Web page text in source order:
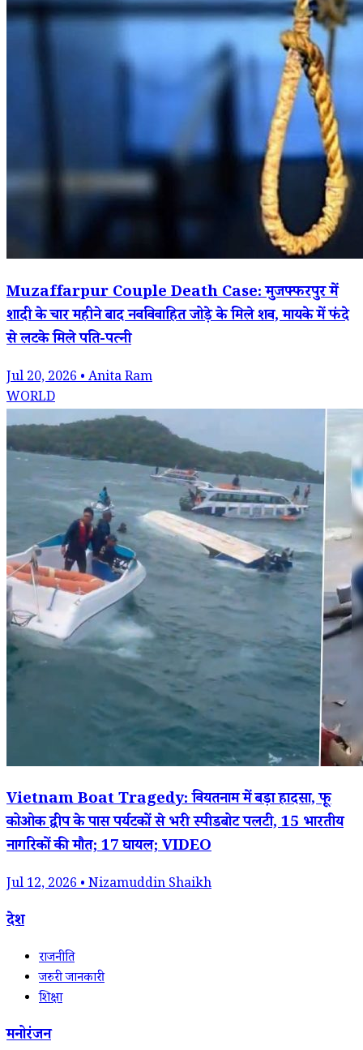
Muzaffarpur Couple Death Case: मुजफ्फरपुर में
शादी के चार महीने बाद नवविवाहित जोड़े के मिले शव, मायके में फंदे
से लटके मिले पति-पत्नी
Jul 20, 2026 • Anita Ram
WORLD
Vietnam Boat Tragedy: वियतनाम में बड़ा हादसा, फू
कोओक द्वीप के पास पर्यटकों से भरी स्पीडबोट पलटी, 15 भारतीय
नागरिकों की मौत; 17 घायल; VIDEO
Jul 12, 2026 • Nizamuddin Shaikh
देश
राजनीति
जरुरी जानकारी
शिक्षा
मनोरंजन